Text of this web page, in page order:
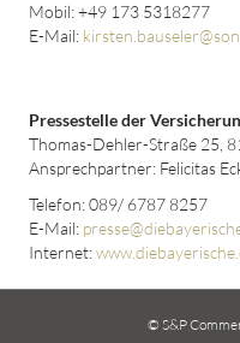
Mobil: +49 173 5318277
E-Mail:
Pressestelle der
Thomas-Dehler-Straße 25,
Ansprechpartner: Felicitas
Telefon: 089/ 6787 8257
E-Mail:
Internet:
© S&P